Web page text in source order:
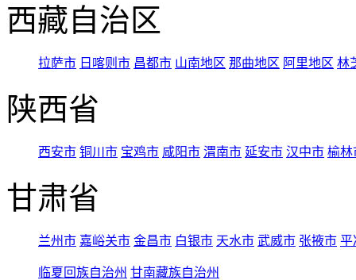
西藏自治区
拉萨市 日喀则市 昌都市 山南地区 那曲地区 阿里地区 林
陕西省
西安市 铜川市 宝鸡市 咸阳市 渭南市 延安市 汉中市 榆林
甘肃省
兰州市 嘉峪关市 金昌市 白银市 天水市 武威市 张掖市 平
临夏回族自治州 甘南藏族自治州